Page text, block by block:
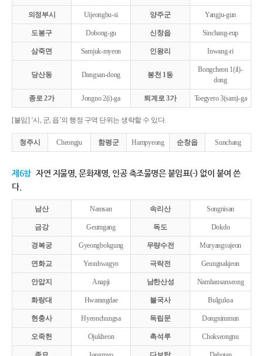
의정부시 Uijeongbu-si 양주군 Yangju-gun
도봉구 Dobong-gu 신창읍 Sinchang-eup
삼죽면 Samjuk-myeon 인왕리 Inwang-ri
당산동 Dangsan-dong 봉천 1동
Bongcheon 1(il)-
dong
종로 2가 Jongno 2(i)-ga 퇴계로 3가 Toegyero 3(sam)-ga
[붙임] ‘시, 군, 읍’의 행정 구역 단위는 생략할 수 있다.
청주시 Cheongju 함평군 Hampyeong 순창읍 Sunchang
제6항 자연 지물명, 문화재명, 인공 축조물명은 붙임표(-) 없이 붙여 쓴
다.
남산 Namsan 속리산 Songnisan
금강 Geumgang 독도 Dokdo
경복궁 Gyeongbokgung 무량수전 Muryangsujeon
연화교 Yeonhwagyo 극락전 Geungnakjeon
안압지 Anapji 남한산성 Namhansanseong
화랑대 Hwarangdae 불국사 Bulguksa
현충사 Hyeonchungsa 독립문 Dongnimmun
오죽헌 Ojukheon 촉석루 Chokseongnu